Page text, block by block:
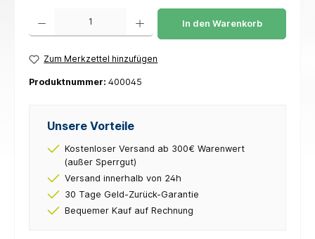
Produkt Anzahl: Gib den gewünschten Wert ein oder benutze die Schaltflächen um
In den Warenkorb
Zum Merkzettel hinzufügen
Produktnummer: 400045
Unsere Vorteile
Kostenloser Versand ab 300€ Warenwert
(außer Sperrgut)
Versand innerhalb von 24h
30 Tage Geld-Zurück-Garantie
Bequemer Kauf auf Rechnung